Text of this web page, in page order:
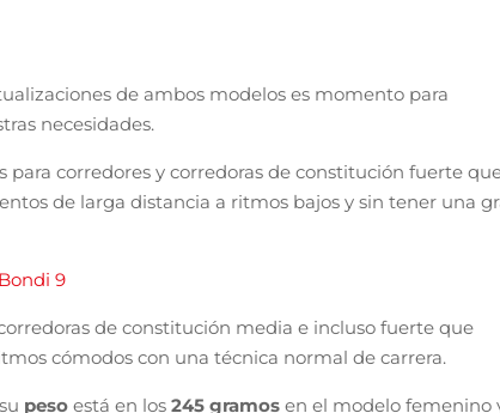
de ambos modelos es momento para
necesidades.
para corredores y corredoras de constitución fuerte
de larga distancia a ritmos bajos y sin tener una
9
de constitución media e incluso fuerte que
cómodos con una técnica normal de carrera.
peso está en los 245 gramos en el modelo femenino